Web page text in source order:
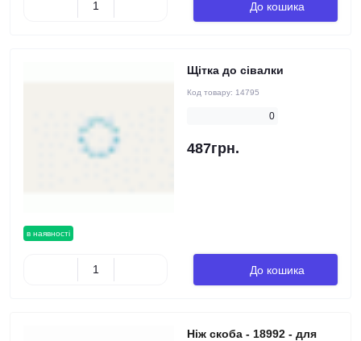
До кошика
в наявності
Щітка до сівалки
Код товару: 14795
0
487грн.
До кошика
Ніж скоба - 18992 - для